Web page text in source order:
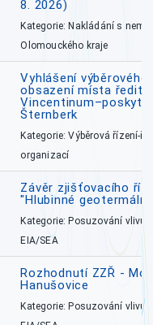
8. 2026)
Kategorie: Nakládání s
Olomouckého kraje
Vyhlášení výběrového
obsazení místa
Šternberk
Kategorie: Výběrová řízení-
organizací
Závěr zjišťovacího
"Hlubinné
Kategorie: Posuzování vlivů
EIA/SEA
Rozhodnutí ZZŘ -
Hanušovice
Kategorie: Posuzování vlivů